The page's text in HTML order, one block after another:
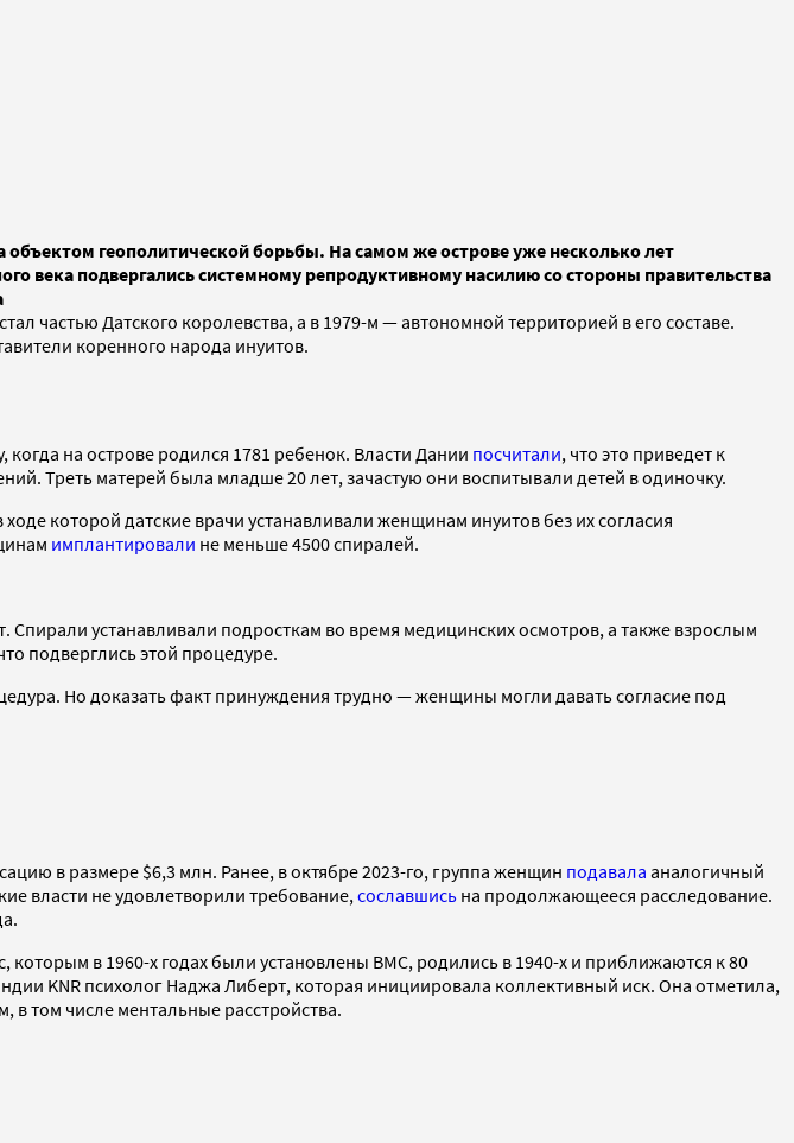
геополитической борьбы. На самом же острове уже несколько лет
века подвергались системному репродуктивному насилию со стороны правительства
частью Датского королевства, а в 1979-м — автономной территорией в его составе.
коренного народа инуитов.
когда на острове родился 1781 ребенок. Власти Дании посчитали, что это приведет к
Треть матерей была младше 20 лет, зачастую они воспитывали детей в одиночку.
которой датские врачи устанавливали женщинам инуитов без их согласия
имплантировали не меньше 4500 спиралей.
устанавливали подросткам во время медицинских осмотров, а также взрослым
подверглись этой процедуре.
Но доказать факт принуждения трудно — женщины могли давать согласие под
в размере $6,3 млн. Ранее, в октябре 2023-го, группа женщин подавала аналогичный
власти не удовлетворили требование, сославшись на продолжающееся расследование.
в 1960-х годах были установлены ВМС, родились в 1940-х и приближаются к 80
KNR психолог Наджа Либерт, которая инициировала коллективный иск. Она отметила,
в том числе ментальные расстройства.